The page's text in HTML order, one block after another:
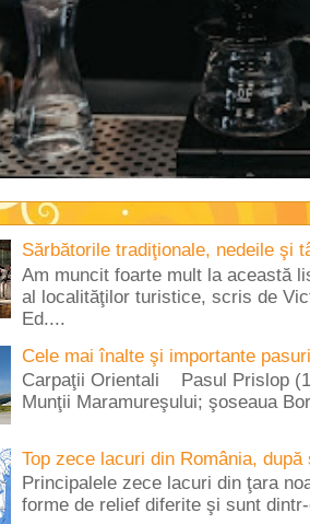
Sărbătorile tradiţionale, nedeile şi
Am muncit foarte mult la această
al localităţilor turistice, scris de
Ed....
Cele mai înalte şi importante
Carpaţii Orientali Pasul Prislop
Munţii Maramureşului; şoseaua
Top zece lacuri din România, după
Principalele zece lacuri din ţara
forme de relief diferite şi sunt